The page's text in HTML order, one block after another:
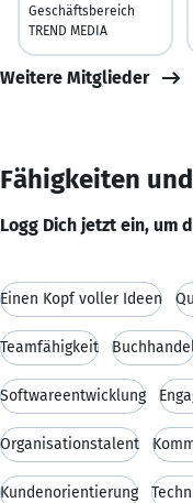
Geschäftsbereich
TREND MEDIA
Weitere Mitglieder
Fähigkeiten
Logg Dich jetzt ein, um
Einen Kopf voller Ideen
Teamfähigkeit
Softwareentwicklung
Organisationstalent
Kundenorientierung